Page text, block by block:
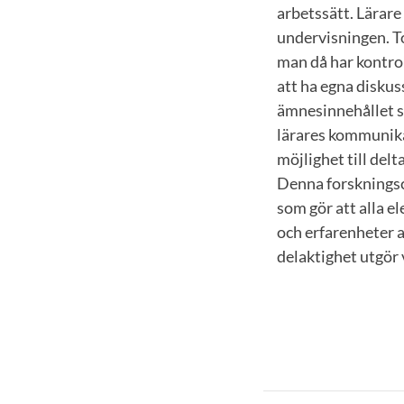
arbetssätt.
undervisningen.
man då har
att ha egna
ämnesinnehållet
lärares
möjlighet till
Denna
som gör att alla
och erfarenheter
delaktighet utgör